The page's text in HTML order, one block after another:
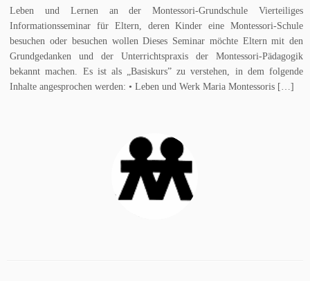
Leben und Lernen an der Montessori-Grundschule Vierteiliges
Informationsseminar für Eltern, deren Kinder eine Montessori-Schule
besuchen oder besuchen wollen Dieses Seminar möchte Eltern mit den
Grundgedanken und der Unterrichtspraxis der Montessori-Pädagogik
bekannt machen. Es ist als „Basiskurs” zu verstehen, in dem folgende
Inhalte angesprochen werden: • Leben und Werk Maria Montessoris […]